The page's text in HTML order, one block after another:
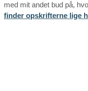
med mit andet bud på,
finder opskrifterne lige